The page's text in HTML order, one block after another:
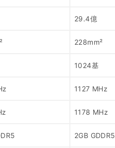
29.4億
228mm²
1024基
1127 MHz
1178 MHz
2GB GDDR5